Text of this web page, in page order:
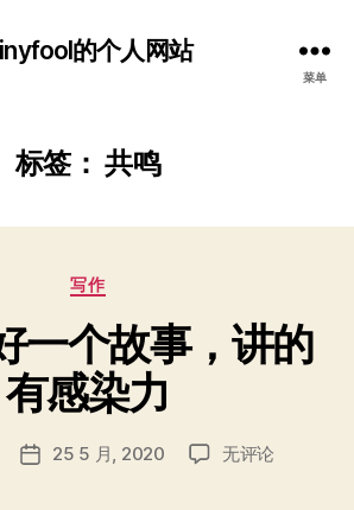
的个人网站
菜单
标签：共鸣
分
写作
一个故事，讲的
有感染力
发 25 5 月, 2020
如
无评论